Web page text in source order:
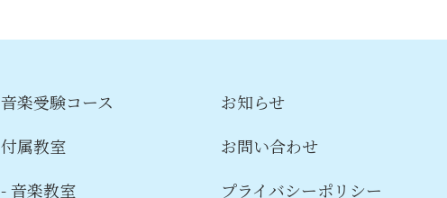
音楽受験コース
付属教室
- 音楽教室
お知らせ
お問い合わせ
プライバシーポリシー